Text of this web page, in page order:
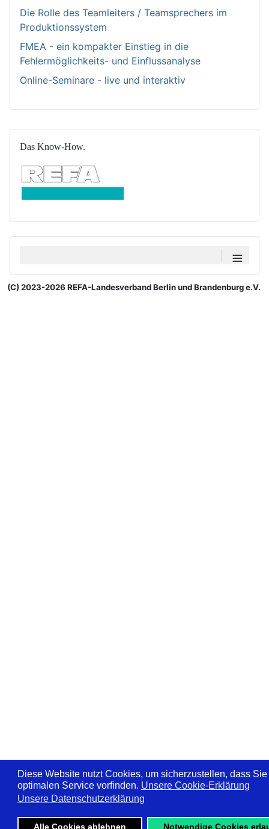
Diese Website nutzt Cookies, um sicherzustellen, dass
optimalen Service vorfinden. Unsere Cookie-Erklärung
Unsere Datenschutzerklärung
Alle Cookies ablehnen Notwendige Cookies
Das Know-How.
Die Rolle des Teamleiters / Teamsprechers im
Produktionssystem
FMEA - ein kompakter Einstieg in die
Fehlermöglichkeits- und Einflussanalyse
Online-Seminare - live und interaktiv
≡
(C) 2023-2026 REFA-Landesverband Berlin und Brandenburg e.V.